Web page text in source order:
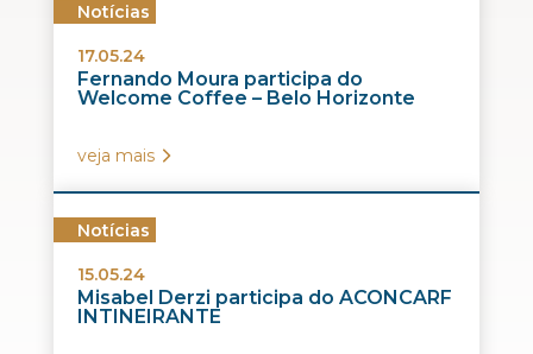
Notícias
17.05.24
Fernando Moura participa do
Welcome Coffee – Belo Horizonte
veja mais
Notícias
15.05.24
Misabel Derzi participa do ACONCARF
INTINEIRANTE